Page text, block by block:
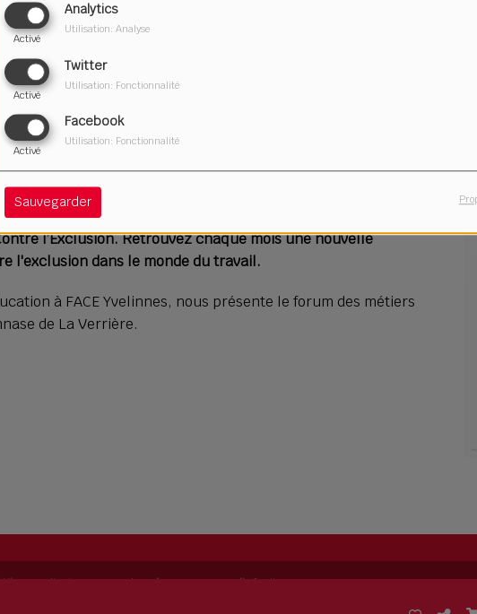
Analytics
Activé
Utilisation: Analyse
Twitter
Activé
Utilisation: Fonctionnalité
Facebook
Activé
Utilisation: Fonctionnalité
Sauvegarder
l’Exclusion. Retrouvez chaque mois une nouvelle
l'exclusion dans le monde du travail.
à FACE Yvelinnes, nous présente le forum des métiers
de La Verrière.
. RadioKing permet decréer sa propre radiofacilement.